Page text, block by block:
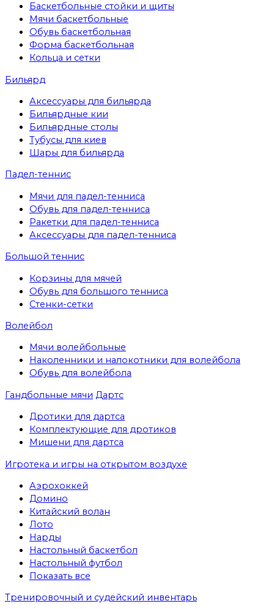
Баскетбольные стойки и щиты
Мячи баскетбольные
Обувь баскетбольная
Форма баскетбольная
Кольца и сетки
Бильярд
Аксессуары для бильярда
Бильярдные кии
Бильярдные столы
Тубусы для киев
Шары для бильярда
Падел-теннис
Мячи для падел-тенниса
Обувь для падел-тенниса
Ракетки для падел-тенниса
Аксессуары для падел-тенниса
Большой теннис
Корзины для мячей
Обувь для большого тенниса
Стенки-сетки
Волейбол
Мячи волейбольные
Наколенники и налокотники для волейбола
Обувь для волейбола
Гандбольные мячи Дартс
Дротики для дартса
Комплектующие для дротиков
Мишени для дартса
Игротека и игры на открытом воздухе
Аэрохоккей
Домино
Китайский волан
Лото
Нарды
Настольный баскетбол
Настольный футбол
Показать все
Тренировочный и судейский инвентарь